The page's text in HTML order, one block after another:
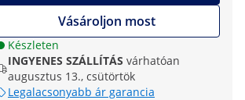
Vásároljon most
Készleten
INGYENES SZÁLLÍTÁS várhatóan
augusztus 13., csütörtök
Legalacsonyabb ár garancia